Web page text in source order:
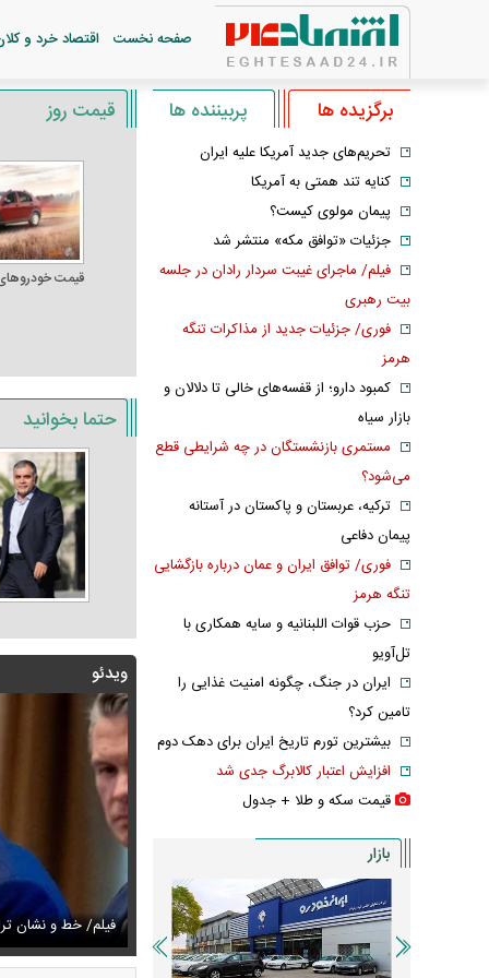
صفحه نخست اقتصاد خرد و
قیمت روز
قیمت
حتما بخوانید
ویدئو
قالیباف خواهش کردیم که رئیس تیم مذاکره‌کننده
فیلم/ خط و نشان
جدید صابر ابر در فضای مجازی پربازدید شد عکس دیده‌نشده
برگزیده ها پربیننده ها
تحریم‌های جدید آمریکا علیه ایران
کنایه تند همتی به آمریکا
پیمان مولوی کیست؟
جزئیات «توافق مکه» منتشر شد
فیلم/ ماجرای غیبت سردار رادان در جلسه
بیت رهبری
فوری/ جزئیات جدید از مذاکرات تنگه
هرمز
کمبود دارو؛ از قفسه‌های خالی تا دلالان و
بازار سیاه
مستمری بازنشستگان در چه شرایطی قطع
می‌شود؟
ترکیه، عربستان و پاکستان در آستانه
پیمان دفاعی
فوری/ توافق ایران و عمان درباره بازگشایی
تنگه هرمز
حزب قوات اللبنانیه و سایه همکاری با
تل‌آویو
ایران در جنگ، چگونه امنیت غذایی را
تامین کرد؟
بیشترین تورم تاریخ ایران برای دهک دوم
افزایش اعتبار کالابرگ جدی شد
قیمت سکه و طلا + جدول
بازار